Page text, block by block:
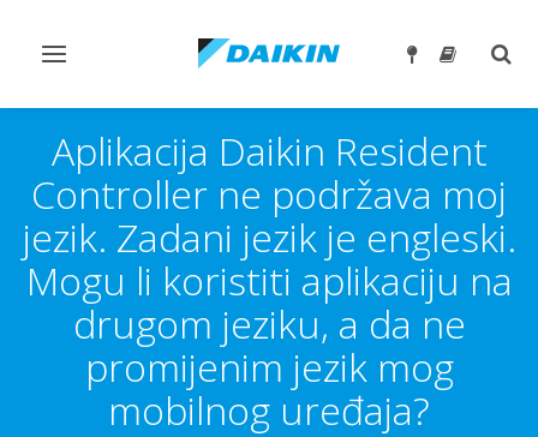
Prebaci
Aplikacija Daikin Resident
Controller ne podržava moj
jezik. Zadani jezik je engleski.
Mogu li koristiti aplikaciju na
drugom jeziku, a da ne
promijenim jezik mog
mobilnog uređaja?